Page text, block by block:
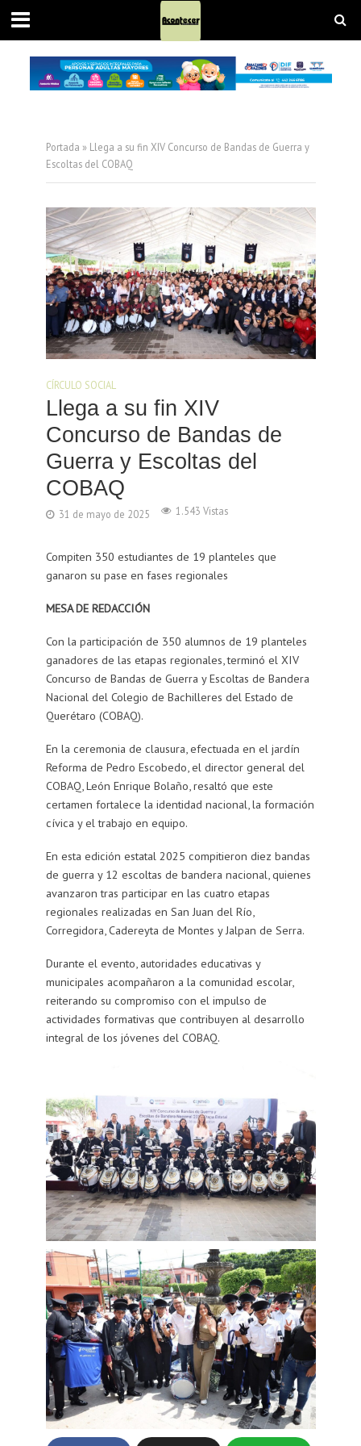
Portada » Llega a su fin XIV Concurso de Bandas de Guerra y
Escoltas del COBAQ
CÍRCULO SOCIAL
Llega a su fin XIV
Concurso de Bandas de
Guerra y Escoltas del
COBAQ
31 de mayo de 2025 1.543 Vistas
Compiten 350 estudiantes de 19 planteles que
ganaron su pase en fases regionales
MESA DE REDACCIÓN
Con la participación de 350 alumnos de 19 planteles
ganadores de las etapas regionales, terminó el XIV
Concurso de Bandas de Guerra y Escoltas de Bandera
Nacional del Colegio de Bachilleres del Estado de
Querétaro (COBAQ).
En la ceremonia de clausura, efectuada en el jardín
Reforma de Pedro Escobedo, el director general del
COBAQ, León Enrique Bolaño, resaltó que este
certamen fortalece la identidad nacional, la formación
cívica y el trabajo en equipo.
En esta edición estatal 2025 compitieron diez bandas
de guerra y 12 escoltas de bandera nacional, quienes
avanzaron tras participar en las cuatro etapas
regionales realizadas en San Juan del Río,
Corregidora, Cadereyta de Montes y Jalpan de Serra.
Durante el evento, autoridades educativas y
municipales acompañaron a la comunidad escolar,
reiterando su compromiso con el impulso de
actividades formativas que contribuyen al desarrollo
integral de los jóvenes del COBAQ.